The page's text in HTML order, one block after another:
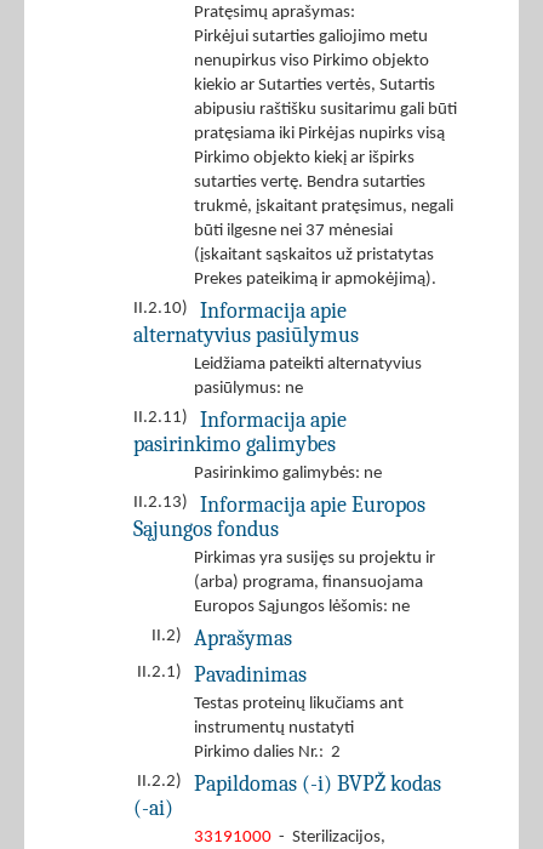
Pratęsimų aprašymas:
Pirkėjui sutarties galiojimo metu
nenupirkus viso Pirkimo objekto
kiekio ar Sutarties vertės, Sutartis
abipusiu raštišku susitarimu gali būti
pratęsiama iki Pirkėjas nupirks visą
Pirkimo objekto kiekį ar išpirks
sutarties vertę. Bendra sutarties
trukmė, įskaitant pratęsimus, negali
būti ilgesne nei 37 mėnesiai
(įskaitant sąskaitos už pristatytas
Prekes pateikimą ir apmokėjimą).
II.2.10)
Informacija apie
alternatyvius pasiūlymus
Leidžiama pateikti alternatyvius
pasiūlymus: ne
II.2.11)
Informacija apie
pasirinkimo galimybes
Pasirinkimo galimybės: ne
II.2.13)
Informacija apie Europos
Sąjungos fondus
Pirkimas yra susijęs su projektu ir
(arba) programa, finansuojama
Europos Sąjungos lėšomis: ne
II.2)
Aprašymas
II.2.1) Pavadinimas
Testas proteinų likučiams ant
instrumentų nustatyti
Pirkimo dalies Nr.: 2
II.2.2)
Papildomas (-i) BVPŽ kodas
(-ai)
33191000 - Sterilizacijos,